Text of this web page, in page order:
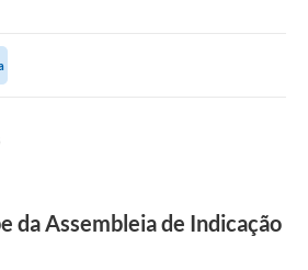
da Assembleia de Indicação